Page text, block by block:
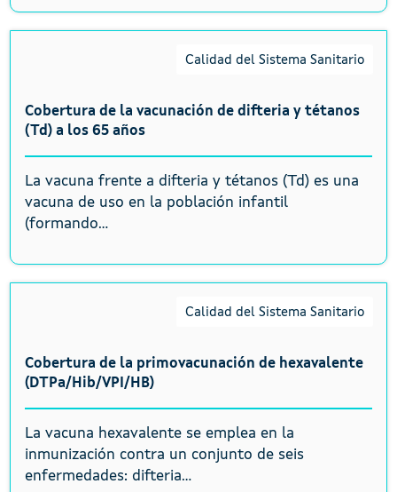
Calidad del Sistema Sanitario
Cobertura de la vacunación de difteria y tétanos
(Td) a los 65 años
La vacuna frente a difteria y tétanos (Td) es una
vacuna de uso en la población infantil
(formando...
Calidad del Sistema Sanitario
Cobertura de la primovacunación de hexavalente
(DTPa/Hib/VPI/HB)
La vacuna hexavalente se emplea en la
inmunización contra un conjunto de seis
enfermedades: difteria...